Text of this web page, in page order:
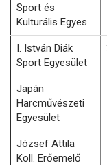
Sport és
Kulturális Egyes.
I. István Diák
Sport Egyesület
Japán
Harcművészeti
Egyesület
József Attila
Koll. Erőemelő